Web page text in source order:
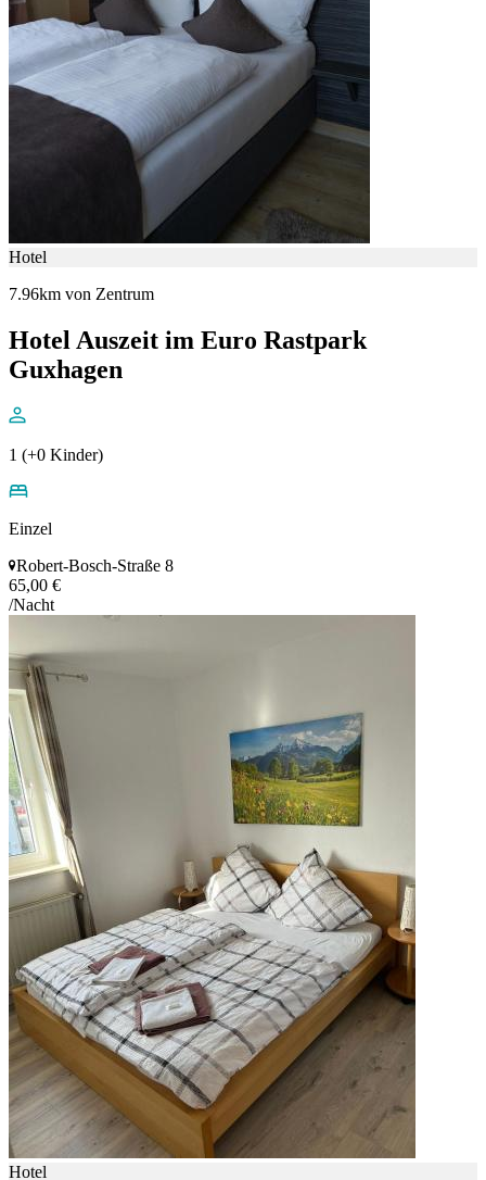
Hotel
7.96km von Zentrum
Hotel Auszeit im Euro Rastpark
Guxhagen
1 (+0 Kinder)
Einzel
Robert-Bosch-Straße 8
65,00 €
/Nacht
Hotel